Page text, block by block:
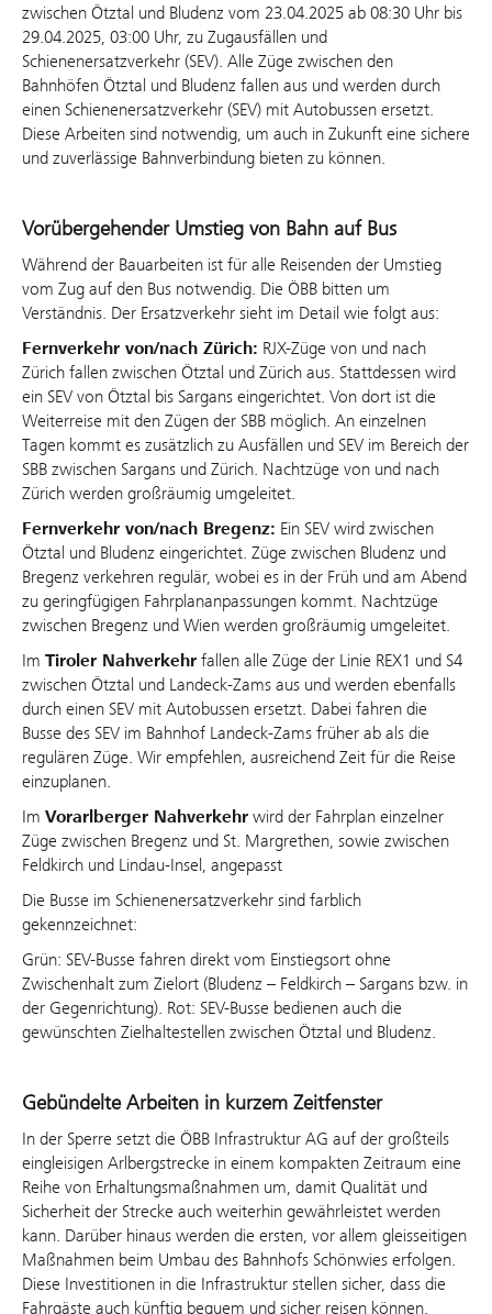
zwischen Ötztal und Bludenz vom 23.04.2025 ab 08:30 Uhr bis
29.04.2025, 03:00 Uhr, zu Zugausfällen und
Schienenersatzverkehr (SEV). Alle Züge zwischen den
Bahnhöfen Ötztal und Bludenz fallen aus und werden durch
einen Schienenersatzverkehr (SEV) mit Autobussen ersetzt.
Diese Arbeiten sind notwendig, um auch in Zukunft eine sichere
und zuverlässige Bahnverbindung bieten zu können.
Vorübergehender Umstieg von Bahn auf Bus
Während der Bauarbeiten ist für alle Reisenden der Umstieg
vom Zug auf den Bus notwendig. Die ÖBB bitten um
Verständnis. Der Ersatzverkehr sieht im Detail wie folgt aus:
Fernverkehr von/nach Zürich: RJX-Züge von und nach
Zürich fallen zwischen Ötztal und Zürich aus. Stattdessen wird
ein SEV von Ötztal bis Sargans eingerichtet. Von dort ist die
Weiterreise mit den Zügen der SBB möglich. An einzelnen
Tagen kommt es zusätzlich zu Ausfällen und SEV im Bereich der
SBB zwischen Sargans und Zürich. Nachtzüge von und nach
Zürich werden großräumig umgeleitet.
Fernverkehr von/nach Bregenz: Ein SEV wird zwischen
Ötztal und Bludenz eingerichtet. Züge zwischen Bludenz und
Bregenz verkehren regulär, wobei es in der Früh und am Abend
zu geringfügigen Fahrplananpassungen kommt. Nachtzüge
zwischen Bregenz und Wien werden großräumig umgeleitet.
Im Tiroler Nahverkehr fallen alle Züge der Linie REX1 und S4
zwischen Ötztal und Landeck-Zams aus und werden ebenfalls
durch einen SEV mit Autobussen ersetzt. Dabei fahren die
Busse des SEV im Bahnhof Landeck-Zams früher ab als die
regulären Züge. Wir empfehlen, ausreichend Zeit für die Reise
einzuplanen.
Im Vorarlberger Nahverkehr wird der Fahrplan einzelner
Züge zwischen Bregenz und St. Margrethen, sowie zwischen
Feldkirch und Lindau-Insel, angepasst
Die Busse im Schienenersatzverkehr sind farblich
gekennzeichnet:
Grün: SEV-Busse fahren direkt vom Einstiegsort ohne
Zwischenhalt zum Zielort (Bludenz – Feldkirch – Sargans bzw. in
der Gegenrichtung). Rot: SEV-Busse bedienen auch die
gewünschten Zielhaltestellen zwischen Ötztal und Bludenz.
Gebündelte Arbeiten in kurzem Zeitfenster
In der Sperre setzt die ÖBB Infrastruktur AG auf der großteils
eingleisigen Arlbergstrecke in einem kompakten Zeitraum eine
Reihe von Erhaltungsmaßnahmen um, damit Qualität und
Sicherheit der Strecke auch weiterhin gewährleistet werden
kann. Darüber hinaus werden die ersten, vor allem gleisseitigen
Maßnahmen beim Umbau des Bahnhofs Schönwies erfolgen.
Diese Investitionen in die Infrastruktur stellen sicher, dass die
Fahrgäste auch künftig bequem und sicher reisen können.